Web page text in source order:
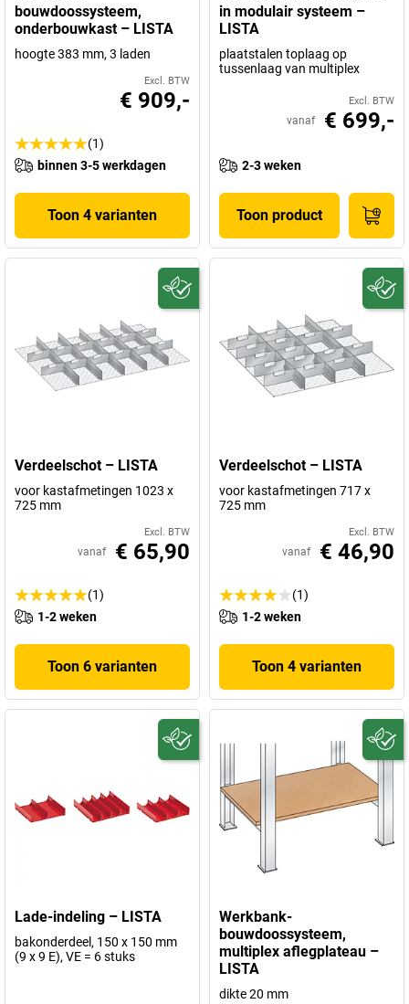
bouwdoossysteem,
onderbouwkast – LISTA
hoogte 383 mm, 3 laden
Excl. BTW
€ 909,-
(1)
binnen 3-5 werkdagen
Toon 4 varianten
in modulair systeem –
LISTA
plaatstalen toplaag op
tussenlaag van multiplex
Excl. BTW
vanaf € 699,-
2-3 weken
Toon product
Verdeelschot – LISTA
voor kastafmetingen 1023 x
725 mm
Excl. BTW
vanaf € 65,90
(1)
1-2 weken
Toon 6 varianten
Verdeelschot – LISTA
voor kastafmetingen 717 x
725 mm
Excl. BTW
vanaf € 46,90
(1)
1-2 weken
Toon 4 varianten
Lade-indeling – LISTA
bakonderdeel, 150 x 150 mm
(9 x 9 E), VE = 6 stuks
Werkbank-
bouwdoossysteem,
multiplex aflegplateau –
LISTA
dikte 20 mm